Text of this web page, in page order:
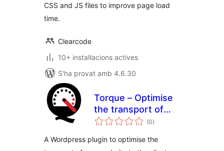
CSS and JS files to improve page load
time.
Clearcode
10+ instal·lacions actives
S'ha provat amb 4.6.30
Torque – Optimise
the transport of
your Website
(0puntuacions
totals
)
A Wordpress plugin to optimise the